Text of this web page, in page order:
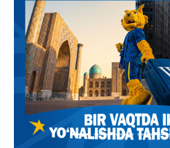
2.08.2022 13:05